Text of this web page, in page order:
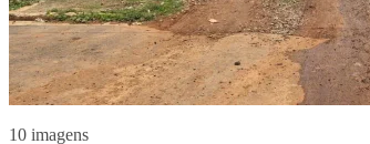
10 imagens